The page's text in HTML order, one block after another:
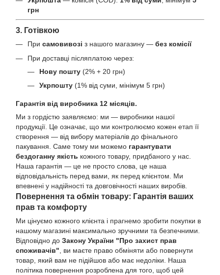
грн
3. Готівкою
При самовивозі з нашого магазину — без комісії
При доставці післяплатою через:
Нову пошту (2% + 20 грн)
Укрпошту (1% від суми, мінімум 5 грн)
Гарантія від виробника 12 місяців.
Ми з гордістю заявляємо: ми — виробники нашої
продукції. Це означає, що ми контролюємо кожен етап її
створення — від вибору матеріалів до фінального
пакування. Саме тому ми можемо гарантувати
бездоганну якість кожного товару, придбаного у нас.
Наша гарантія — це не просто слова, це наша
відповідальність перед вами, як перед клієнтом. Ми
впевнені у надійності та довговічності наших виробів.
Повернення та обмін товару: Гарантія ваших
прав та комфорту
Ми цінуємо кожного клієнта і прагнемо зробити покупки в
нашому магазині максимально зручними та безпечними.
Відповідно до Закону України "Про захист прав
споживачів" , ви маєте право обміняти або повернути
товар, який вам не підійшов або має недоліки. Наша
політика повернення розроблена для того, щоб цей